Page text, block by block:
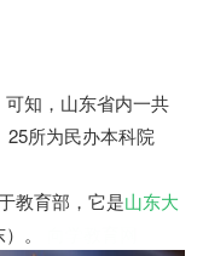
知，山东省内一共
25所为民办本科院
教育部，它是山东大
。